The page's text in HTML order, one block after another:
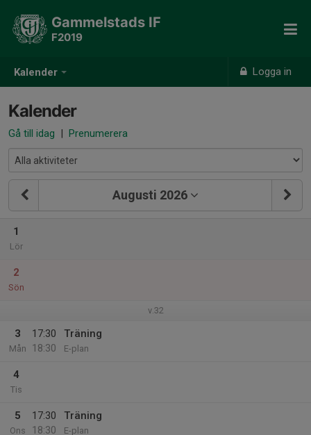
Kalender Logga in
Gammelstads IF
F2019
Kalender
Gå till idag | Prenumerera
Augusti 2026
1
Lör
2
Sön
v.32
3
Mån
17:30
18:30
Träning
E-plan
4
Tis
5
Ons
17:30
18:30
Träning
E-plan